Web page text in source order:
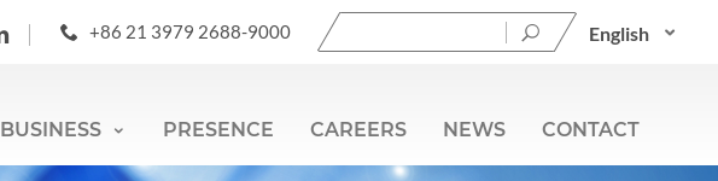
+86 21 3979 2688-9000
Search
for:
English
BUSINESS PRESENCE CAREERS NEWS CONTACT